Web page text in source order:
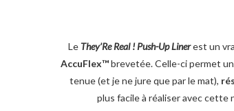
LeThey’Re Real ! Push-Up Linerest un
AccuFlex™brevetée. Celle-ci permet
tenue (et je ne jure que par le mat),
plus facile à réaliser avec cette